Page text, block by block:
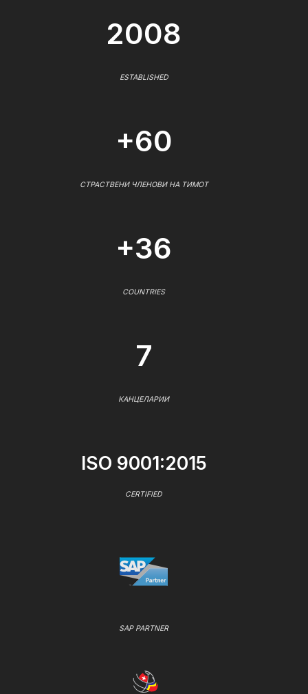
2008
ESTABLISHED
+60
СТРАСТВЕНИ ЧЛЕНОВИ НА ТИМОТ
+36
COUNTRIES
7
КАНЦЕЛАРИИ
ISO 9001:2015
CERTIFIED
SAP PARTNER